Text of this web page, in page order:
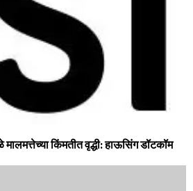
मालमत्तेच्या किंमतीत वृद्धी: हाऊसिंग डॉटकॉम